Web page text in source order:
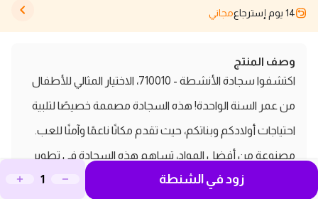
14 يوم إسترجاع مجاني
وصف المنتج
اكتشفوا سجادة الأنشطة - 710010، الاختيار المثالي للأطفال
من عمر السنة الواحدة! هذه السجادة مصممة خصيصًا لتلبية
احتياجات أولادكم وبناتكم، حيث تقدم مكانًا ناعمًا وآمنًا للعب.
مصنوعة من أفضل المواد، تساهم هذه السجادة في تطوير
الحركة من خلال تشجيع الأطفال على رفع رؤوسهم
زود في الشنطة